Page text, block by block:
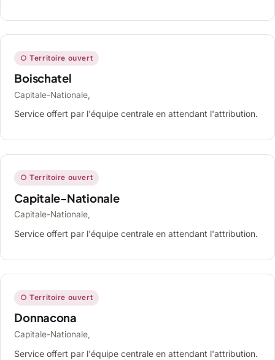
○ Territoire ouvert
Boischatel
Capitale-Nationale,
Service offert par l'équipe centrale en attendant l'attribution.
○ Territoire ouvert
Capitale-Nationale
Capitale-Nationale,
Service offert par l'équipe centrale en attendant l'attribution.
○ Territoire ouvert
Donnacona
Capitale-Nationale,
Service offert par l'équipe centrale en attendant l'attribution.